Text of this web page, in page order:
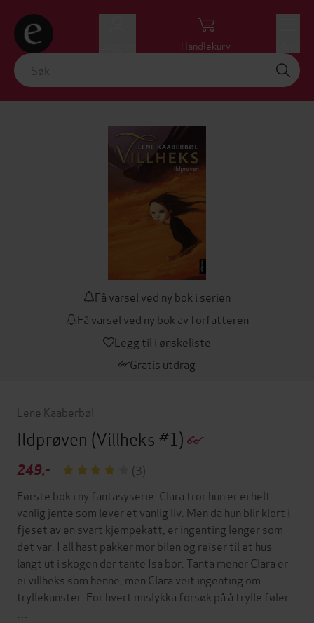
Handlekurv
Få varsel ved ny bok i serien
Få varsel ved ny bok av forfatteren
Legg til i ønskeliste
Gratis utdrag
Lene Kaaberbøl
Ildprøven (Villheks #1)
249,-
(3)
Første bok i ny fantasyserie. Clara tror hun er ei helt
vanlig jente som lever et vanlig liv. Men da hun blir klort i
fjeset av en svart kjempekatt, er ingenting lenger som
det var. I all hast pakker mor bilen og reiser til et hus
langt ut i skogen der tante Isa bor. Tanta mener Clara er
ei villheks som henne, men Clara veit ingenting om
tryllekunster. For hvert mislykka forsøk på å trylle føler